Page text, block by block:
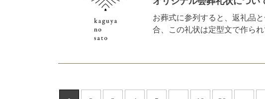
お葬式に参列すると、返礼品
合、この礼状は定型文で作ら